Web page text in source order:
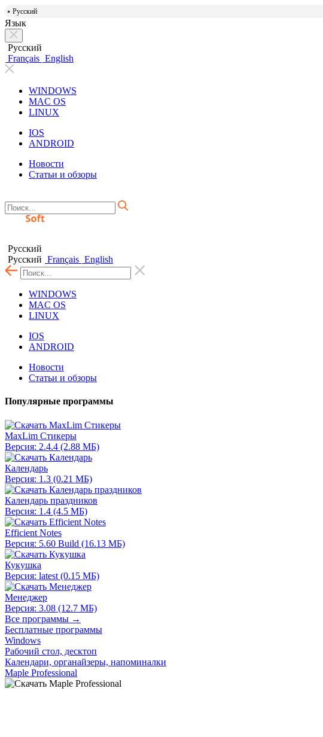
Русский
Язык
Русский
Français English
WINDOWS
MAC OS
LINUX
IOS
ANDROID
Новости
Статьи и обзоры
Русский
Русский Français English
WINDOWS
MAC OS
LINUX
IOS
ANDROID
Новости
Статьи и обзоры
Популярные программы
MaxLim Стикеры
Версия: 2.4.4 (2.88 МБ)
Календарь
Версия: 1.3 (0.21 МБ)
Календарь праздников
Версия: 1.4 (4.5 МБ)
Efficient Notes
Версия: 5.60 Build (16.13 МБ)
Кукушка
Версия: latest (0.15 МБ)
Менеджер
Версия: 3.08 (12.7 МБ)
Все программы →
Бесплатные программы
Windows
Рабочий стол, десктоп
Календари, органайзеры, напоминалки
Maple Professional